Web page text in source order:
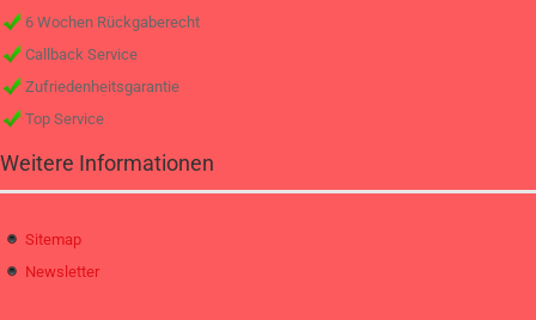
6 Wochen Rückgaberecht
Callback Service
Zufriedenheitsgarantie
Top Service
Weitere Informationen
Sitemap
Newsletter